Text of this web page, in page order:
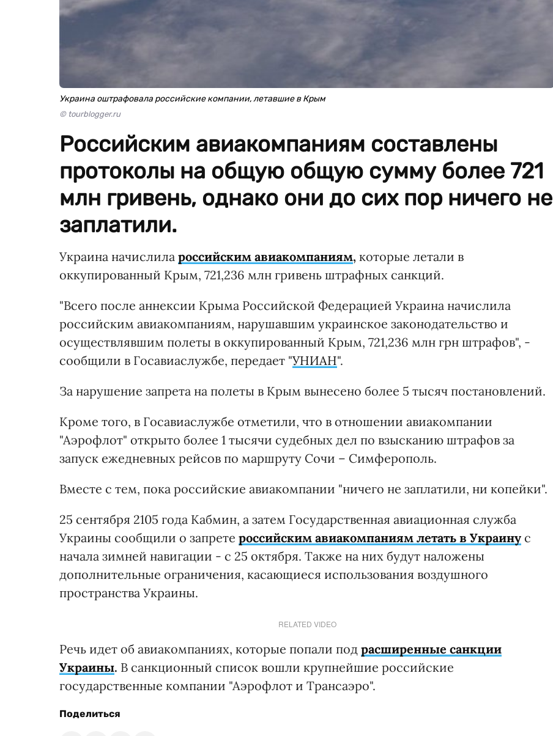
Украина оштрафовала российские компании, летавшие в Крым
© tourblogger.ru
Российским авиакомпаниям составлены
протоколы на общую общую сумму более 721
млн гривень, однако они до сих пор ничего не
заплатили.
Украина начислила российским авиакомпаниям, которые летали в
оккупированный Крым, 721,236 млн гривень штрафных санкций.
"Всего после аннексии Крыма Российской Федерацией Украина начислила
российским авиакомпаниям, нарушавшим украинское законодательство и
осуществлявшим полеты в оккупированный Крым, 721,236 млн грн штрафов", -
сообщили в Госавиаслужбе, передает "УНИАН".
За нарушение запрета на полеты в Крым вынесено более 5 тысяч постановлений.
Кроме того, в Госавиаслужбе отметили, что в отношении авиакомпании
"Аэрофлот" открыто более 1 тысячи судебных дел по взысканию штрафов за
запуск ежедневных рейсов по маршруту Сочи – Симферополь.
Вместе с тем, пока российские авиакомпании "ничего не заплатили, ни копейки".
25 сентября 2105 года Кабмин, а затем Государственная авиационная служба
Украины сообщили о запрете российским авиакомпаниям летать в Украину с
начала зимней навигации - с 25 октября. Также на них будут наложены
дополнительные ограничения, касающиеся использования воздушного
пространства Украины.
RELATED VIDEO
Речь идет об авиакомпаниях, которые попали под расширенные санкции
Украины. В санкционный список вошли крупнейшие российские
государственные компании "Аэрофлот и Трансаэро".
Поделиться